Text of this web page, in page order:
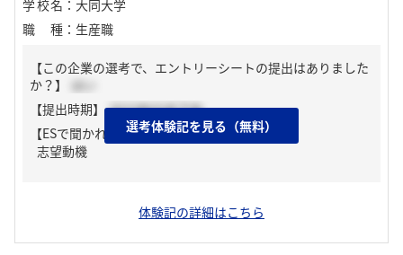
学校名 ： 大同大学
職種 ： 生産職
【この企業の選考で、エントリーシートの提出はありました
か？】
はい
【提出時期】 2023年03月下旬
【ESで聞かれた質問】
志望動機
体験記の詳細はこちら
選考体験記を見る（無料）